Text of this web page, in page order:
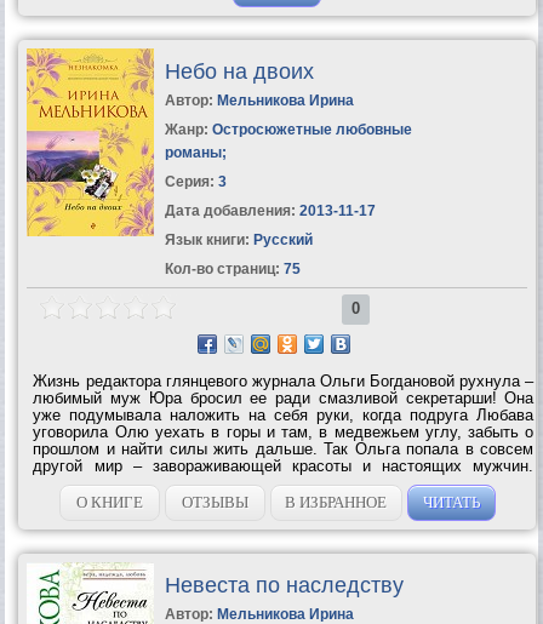
Небо на двоих
Автор: Мельникова Ирина
Жанр: Остросюжетные любовные
романы;
Серия: 3
Дата добавления: 2013-11-17
Язык книги: Русский
Кол-во страниц: 75
0
Жизнь редактора глянцевого журнала Ольги Богдановой рухнула –
любимый муж Юра бросил ее ради смазливой секретарши! Она
уже подумывала наложить на себя руки, когда подруга Любава
уговорила Олю уехать в горы и там, в медвежьем углу, забыть о
прошлом и найти силы жить дальше. Так Ольга попала в совсем
другой мир – завораживающей красоты и настоящих мужчин.
Владелец турбазы Вадим был с ней холодно-язвителен, но Оля и
не планировала...
О КНИГЕ ОТЗЫВЫ В ИЗБРАННОЕ ЧИТАТЬ
Невеста по наследству
Автор: Мельникова Ирина